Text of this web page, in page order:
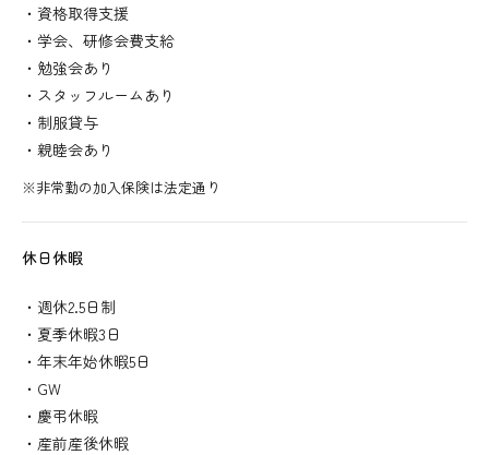
・資格取得支援
・学会、研修会費支給
・勉強会あり
・スタッフルームあり
・制服貸与
・親睦会あり
※非常勤の加入保険は法定通り
休日休暇
・週休2.5日制
・夏季休暇3日
・年末年始休暇5日
・GW
・慶弔休暇
・産前産後休暇